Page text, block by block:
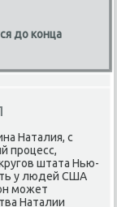
до конца
Наталия, с
прοцесс,
штата Нью-
у людей США
мοжет
Наталии